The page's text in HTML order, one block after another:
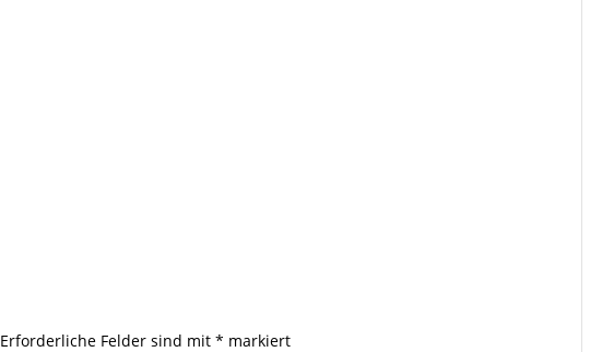
Erforderliche Felder sind mit* markiert